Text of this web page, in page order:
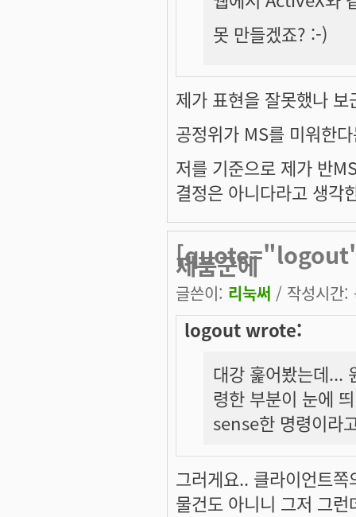
못 만들겠죠? :-)
제가 표현을 잘못했나 보
공정위가 MS를 미워한
저를 기준으로 제가 반
결정은 아니다라고 생각
[quote="logout"]
제품군에
글쓴이: 리눅써 / 작성시간
logout wrote:
대강 훑어봤는데...
령한 부분이 눈에
sense한 명령이라
그러게요.. 클라이언트
물건도 아니니 그저 그